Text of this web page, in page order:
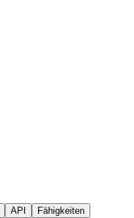
API
Fähigkeiten